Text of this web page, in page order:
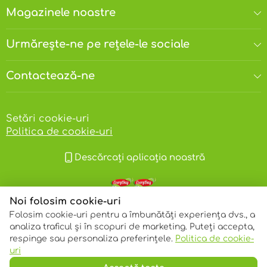
Magazinele noastre
Urmărește-ne pe rețele-le sociale
Contactează-ne
Setări cookie-uri
Politica de cookie-uri
Descărcați aplicația noastră
© 2013 – 2026 ECOM
Noi folosim cookie-uri
Folosim cookie-uri pentru a îmbunătăți experiența dvs., a
analiza traficul și în scopuri de marketing. Puteți accepta,
respinge sau personaliza preferințele. Politica de cookie-
uri